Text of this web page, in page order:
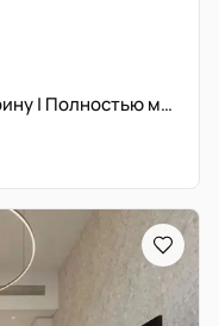
Готово к заселению | Вид на марину | Полностью меблирована